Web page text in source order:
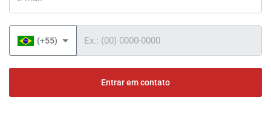
(+55)
Entrar em contato